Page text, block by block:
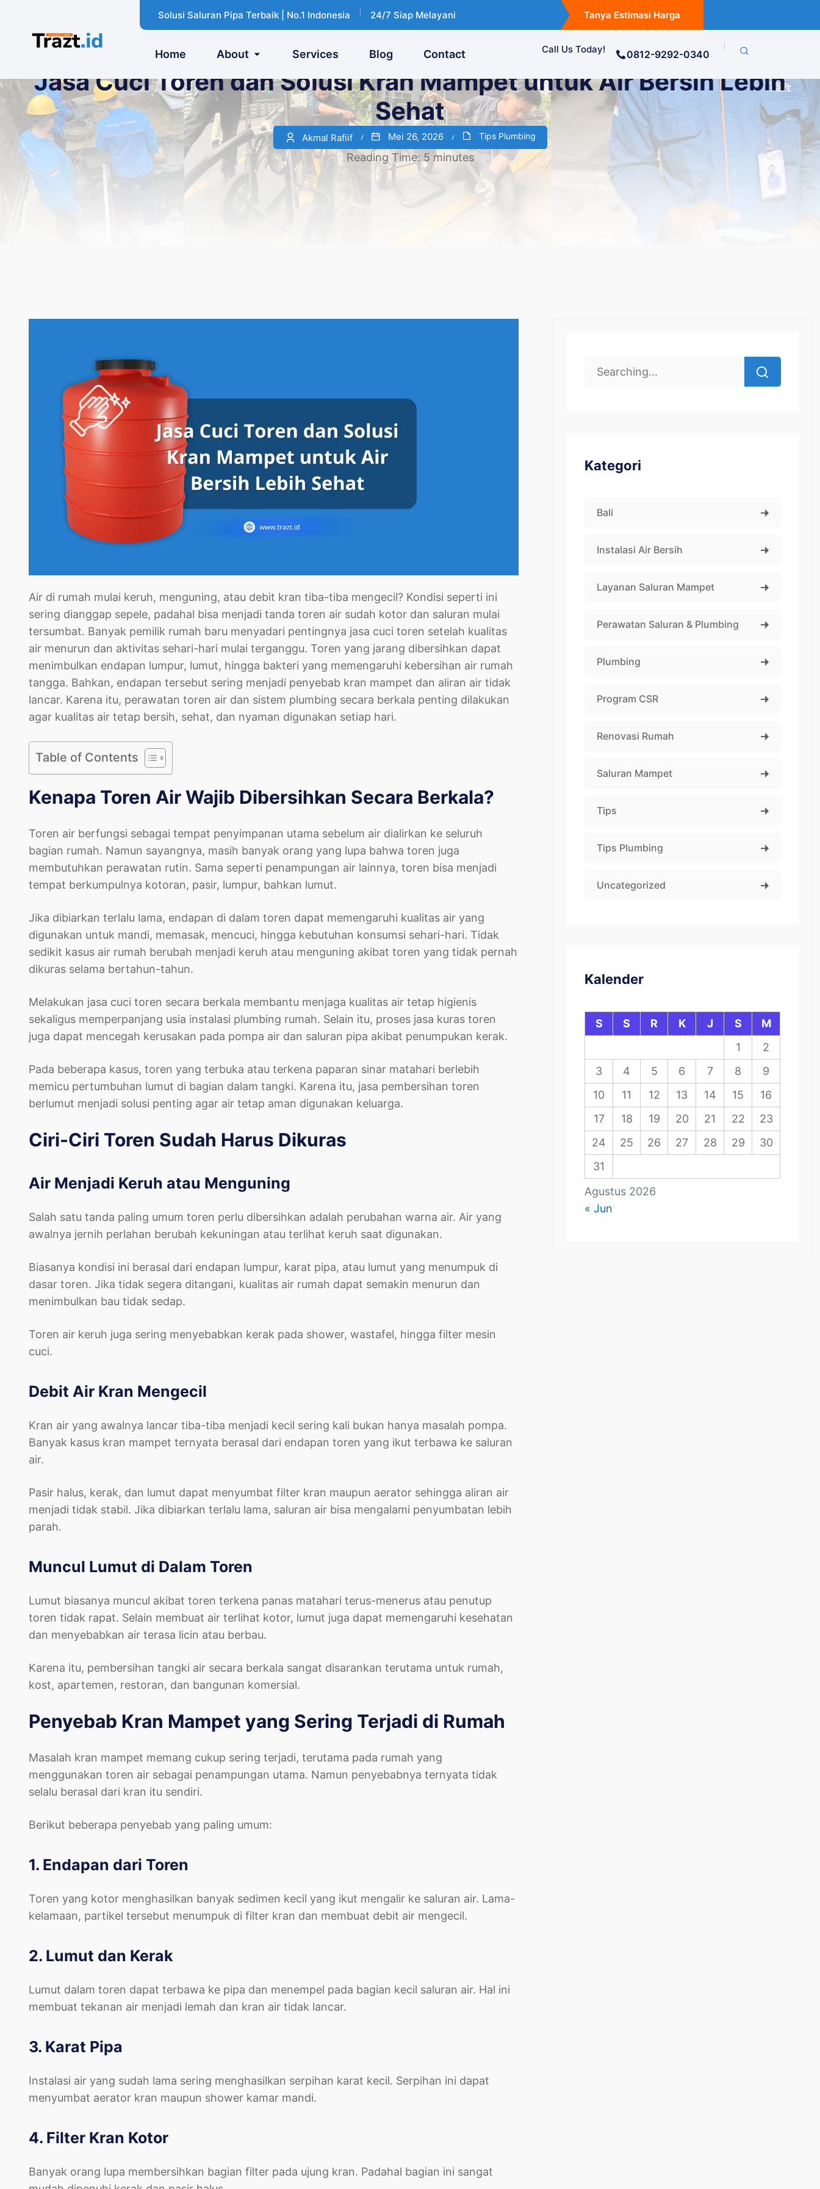
Solusi Saluran Pipa Terbaik | No.1 Indonesia 24/7 Siap Melayani Tanya Estimasi Harga
Home About Services Blog Contact Call Us Today! 0812-9292-0340
Jasa Cuci Toren dan Solusi Kran Mampet untuk Air Bersih Lebih
Sehat
Akmal Rafiif Mei 26, 2026 Tips Plumbing
Reading Time: 5 minutes
Air di rumah mulai keruh, menguning, atau debit kran tiba-tiba mengecil? Kondisi seperti ini
sering dianggap sepele, padahal bisa menjadi tanda toren air sudah kotor dan saluran mulai
tersumbat. Banyak pemilik rumah baru menyadari pentingnya jasa cuci toren setelah kualitas
air menurun dan aktivitas sehari-hari mulai terganggu. Toren yang jarang dibersihkan dapat
menimbulkan endapan lumpur, lumut, hingga bakteri yang memengaruhi kebersihan air rumah
tangga. Bahkan, endapan tersebut sering menjadi penyebab kran mampet dan aliran air tidak
lancar. Karena itu, perawatan toren air dan sistem plumbing secara berkala penting dilakukan
agar kualitas air tetap bersih, sehat, dan nyaman digunakan setiap hari.
Table of Contents
Kenapa Toren Air Wajib Dibersihkan Secara Berkala?
Toren air berfungsi sebagai tempat penyimpanan utama sebelum air dialirkan ke seluruh
bagian rumah. Namun sayangnya, masih banyak orang yang lupa bahwa toren juga
membutuhkan perawatan rutin. Sama seperti penampungan air lainnya, toren bisa menjadi
tempat berkumpulnya kotoran, pasir, lumpur, bahkan lumut.
Jika dibiarkan terlalu lama, endapan di dalam toren dapat memengaruhi kualitas air yang
digunakan untuk mandi, memasak, mencuci, hingga kebutuhan konsumsi sehari-hari. Tidak
sedikit kasus air rumah berubah menjadi keruh atau menguning akibat toren yang tidak pernah
dikuras selama bertahun-tahun.
Melakukan jasa cuci toren secara berkala membantu menjaga kualitas air tetap higienis
sekaligus memperpanjang usia instalasi plumbing rumah. Selain itu, proses jasa kuras toren
juga dapat mencegah kerusakan pada pompa air dan saluran pipa akibat penumpukan kerak.
Pada beberapa kasus, toren yang terbuka atau terkena paparan sinar matahari berlebih
memicu pertumbuhan lumut di bagian dalam tangki. Karena itu, jasa pembersihan toren
berlumut menjadi solusi penting agar air tetap aman digunakan keluarga.
Ciri-Ciri Toren Sudah Harus Dikuras
Air Menjadi Keruh atau Menguning
Salah satu tanda paling umum toren perlu dibersihkan adalah perubahan warna air. Air yang
awalnya jernih perlahan berubah kekuningan atau terlihat keruh saat digunakan.
Biasanya kondisi ini berasal dari endapan lumpur, karat pipa, atau lumut yang menumpuk di
dasar toren. Jika tidak segera ditangani, kualitas air rumah dapat semakin menurun dan
menimbulkan bau tidak sedap.
Toren air keruh juga sering menyebabkan kerak pada shower, wastafel, hingga filter mesin
cuci.
Debit Air Kran Mengecil
Kran air yang awalnya lancar tiba-tiba menjadi kecil sering kali bukan hanya masalah pompa.
Banyak kasus kran mampet ternyata berasal dari endapan toren yang ikut terbawa ke saluran
air.
Pasir halus, kerak, dan lumut dapat menyumbat filter kran maupun aerator sehingga aliran air
menjadi tidak stabil. Jika dibiarkan terlalu lama, saluran air bisa mengalami penyumbatan lebih
parah.
Muncul Lumut di Dalam Toren
Lumut biasanya muncul akibat toren terkena panas matahari terus-menerus atau penutup
toren tidak rapat. Selain membuat air terlihat kotor, lumut juga dapat memengaruhi kesehatan
dan menyebabkan air terasa licin atau berbau.
Karena itu, pembersihan tangki air secara berkala sangat disarankan terutama untuk rumah,
kost, apartemen, restoran, dan bangunan komersial.
Penyebab Kran Mampet yang Sering Terjadi di Rumah
Masalah kran mampet memang cukup sering terjadi, terutama pada rumah yang
menggunakan toren air sebagai penampungan utama. Namun penyebabnya ternyata tidak
selalu berasal dari kran itu sendiri.
Berikut beberapa penyebab yang paling umum:
1. Endapan dari Toren
Toren yang kotor menghasilkan banyak sedimen kecil yang ikut mengalir ke saluran air. Lama-
kelamaan, partikel tersebut menumpuk di filter kran dan membuat debit air mengecil.
2. Lumut dan Kerak
Lumut dalam toren dapat terbawa ke pipa dan menempel pada bagian kecil saluran air. Hal ini
membuat tekanan air menjadi lemah dan kran air tidak lancar.
3. Karat Pipa
Instalasi air yang sudah lama sering menghasilkan serpihan karat kecil. Serpihan ini dapat
menyumbat aerator kran maupun shower kamar mandi.
4. Filter Kran Kotor
Banyak orang lupa membersihkan bagian filter pada ujung kran. Padahal bagian ini sangat
Kategori
Bali
Instalasi Air Bersih
Layanan Saluran Mampet
Perawatan Saluran & Plumbing
Plumbing
Program CSR
Renovasi Rumah
Saluran Mampet
Tips
Tips Plumbing
Uncategorized
Kalender
Agustus 2026
S S R K J S
M
1
2
3
4 5 6 7 8
9
10
11 12 13 14 15
16
17
18 19 20 21 22
23
24
25 26 27 28 29
30
31
« Jun